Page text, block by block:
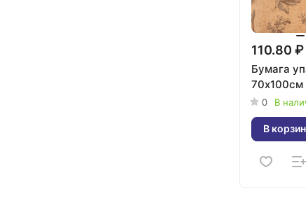
110.80 ₽
Бумага
70х100см
0 В
В